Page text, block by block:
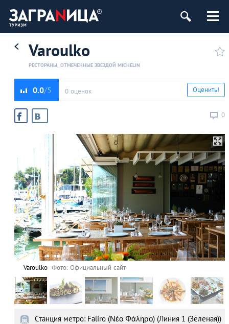
Varoulko
РЕСТОРАНЫ, ОТМЕЧЕННЫЕ ЗВЕЗДОЙ MICHELIN
0.0 0 оценок
0
Оценить!
Varoulko Фото: Официальный сайт
Станция метро: Faliro (Νέο Φάληρο) (Линия 1 (Зеленая))